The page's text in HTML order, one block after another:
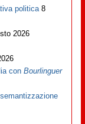
politica 8
2026
conBourlinguer